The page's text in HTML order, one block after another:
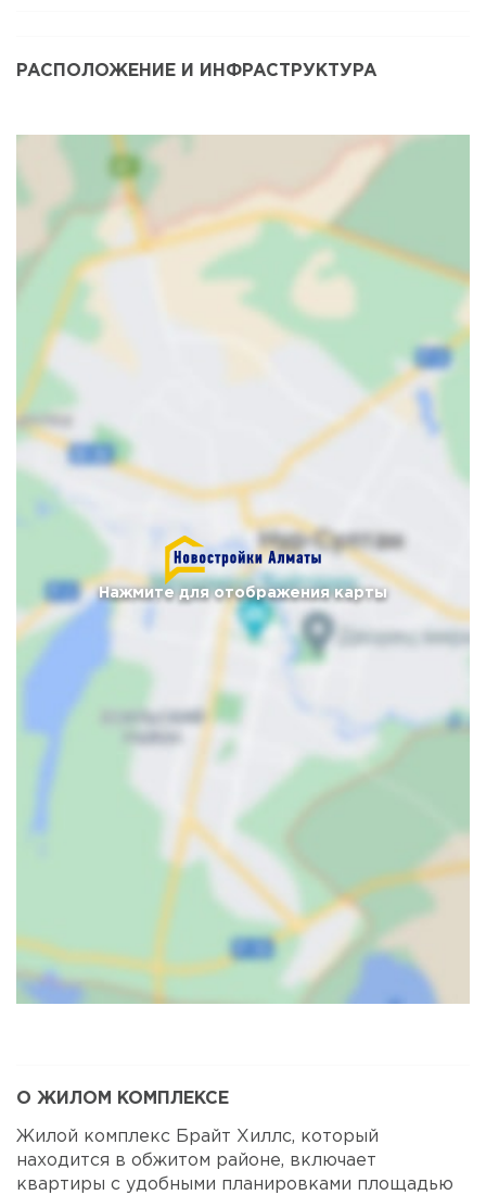
РАСПОЛОЖЕНИЕ И ИНФРАСТРУКТУРА
Нажмите для отображения карты
О ЖИЛОМ КОМПЛЕКСЕ
Жилой комплекс Брайт Хиллс, который
находится в обжитом районе, включает
квартиры с удобными планировками площадью